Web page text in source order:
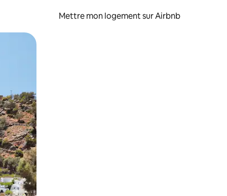
Mettre mon logement sur Airbnb
glisser.